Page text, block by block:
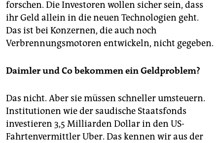
forschen. Die Investoren wollen sicher sein, dass
ihr Geld allein in die neuen Technologien geht.
Das ist bei Konzernen, die auch noch
Verbrennungsmotoren entwickeln, nicht gegeben.
Daimler und Co bekommen ein Geldproblem?
Das nicht. Aber sie müssen schneller umsteuern.
Institu­tio­nen wie der saudische Staatsfonds
investieren 3,5 Milliarden Dollar in den US-
Fahrtenvermittler Uber. Das kennen wir aus der